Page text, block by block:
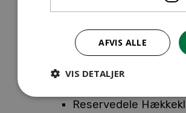
Reservedele
Reservedele
Reservedele
Reservedele
AFVIS ALLE
VIS DETALJER